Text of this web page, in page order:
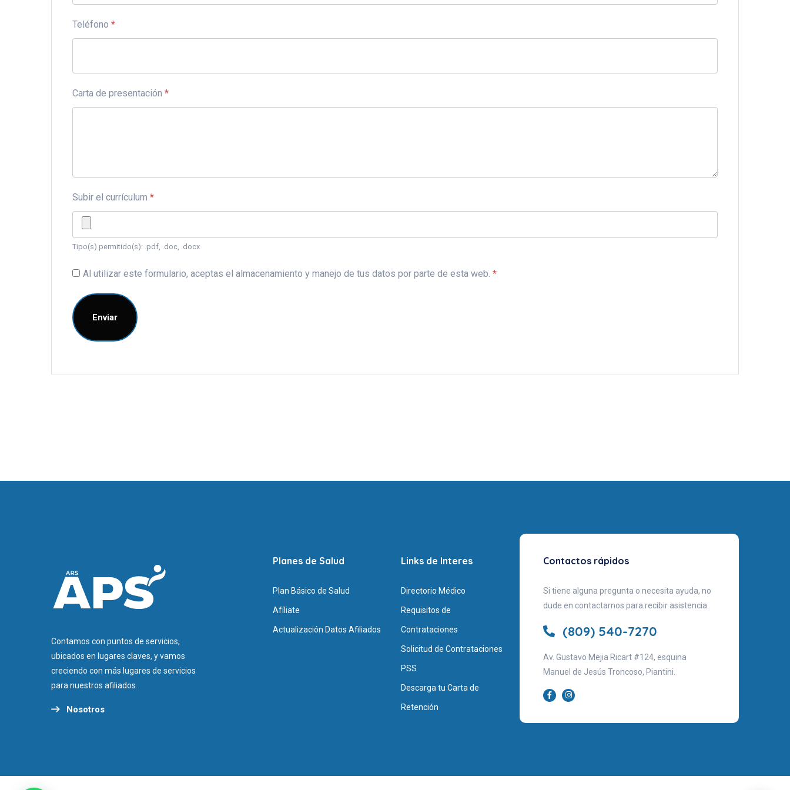
Teléfono *
Carta de presentación *
Subir el currículum *
Tipo(s) permitido(s): .pdf, .doc, .docx
Al utilizar este formulario, aceptas el almacenamiento y manejo de tus datos por parte de esta web. *
Contamos con puntos de servicios,
ubicados en lugares claves, y vamos
creciendo con más lugares de servicios
para nuestros afiliados.
Nosotros
Planes de Salud
Plan Básico de Salud
Afíliate
Actualización Datos Afiliados
Links de Interes
Directorio Médico
Requisitos de
Contrataciones
Solicitud de Contrataciones
PSS
Descarga tu Carta de
Retención
Contactos rápidos
Si tiene alguna pregunta o necesita ayuda, no
dude en contactarnos para recibir asistencia.
(809) 540-7270
Av. Gustavo Mejia Ricart #124, esquina
Manuel de Jesús Troncoso, Piantini.